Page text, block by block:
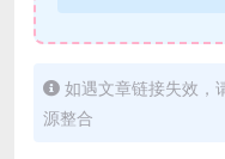
如遇文章链接失效，
源整合